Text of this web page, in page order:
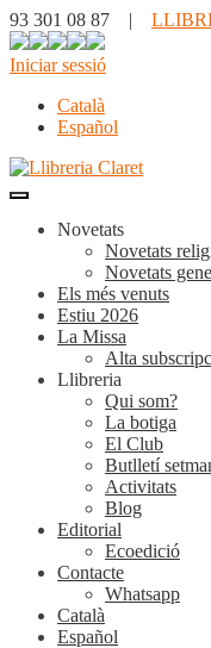
93 301 08 87 |
Iniciar sessió
Català
Español
Novetats
Novetats
Novetats
Els més venuts
Estiu 2026
La Missa
Alta
Llibreria
Qui som?
La botiga
El Club
Butlletí
Activitats
Blog
Editorial
Ecoedició
Contacte
Whatsapp
Català
Español